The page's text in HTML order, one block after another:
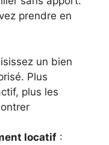
prendre en
un bien
Plus
plus les
locatif :